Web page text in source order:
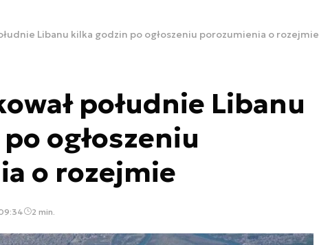
Libanu kilka godzin po ogłoszeniu porozumienia o rozejmie
południe Libanu
ogłoszeniu
o rozejmie
2 min.